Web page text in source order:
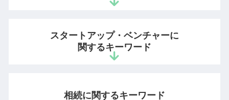
生成 ai 画像 著作権
コピー商品 ブランド
不正競争防止法 営業秘密
営業秘密 保護
営業秘密 侵害
秘密保持命令 営業秘密
秘密管理性
コンプライアンスに抵触
不当解雇 労働審判
スタートアップ・ベンチャーに
関するキーワード
スタートアップ 弁護士 顧問
相続に関するキーワード